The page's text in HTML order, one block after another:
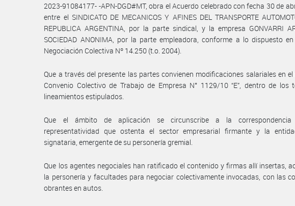
2023-91084177- -APN-DGD#MT, obra el Acuerdo celebrado con fecha 30 de
entre el SINDICATO DE MECANICOS Y AFINES DEL TRANSPORTE
REPUBLICA ARGENTINA, por la parte sindical, y la empresa GONVARRI
SOCIEDAD ANONIMA, por la parte empleadora, conforme a lo dispuesto
Negociación Colectiva Nº 14.250 (t.o. 2004).
Que a través del presente las partes convienen modificaciones salariales en el
Convenio Colectivo de Trabajo de Empresa N° 1129/10 “E”, dentro de los
lineamientos estipulados.
Que el ámbito de aplicación se circunscribe a la
representatividad que ostenta el sector empresarial firmante y la
signataria, emergente de su personería gremial.
Que los agentes negociales han ratificado el contenido y firmas allí insertas,
la personería y facultades para negociar colectivamente invocadas, con las
obrantes en autos.